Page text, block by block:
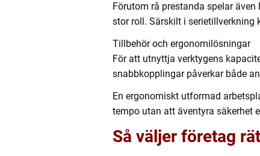
Förutom rå prestanda spelar
stor roll. Särskilt i
Tillbehör och ergonomilösningar
För att utnyttja verktygens
snabbkopplingar påverkar både
En ergonomiskt utformad
tempo utan att äventyra säkerhet
Så väljer företag